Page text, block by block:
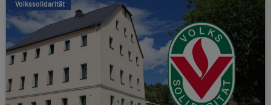
Volkssolidarität